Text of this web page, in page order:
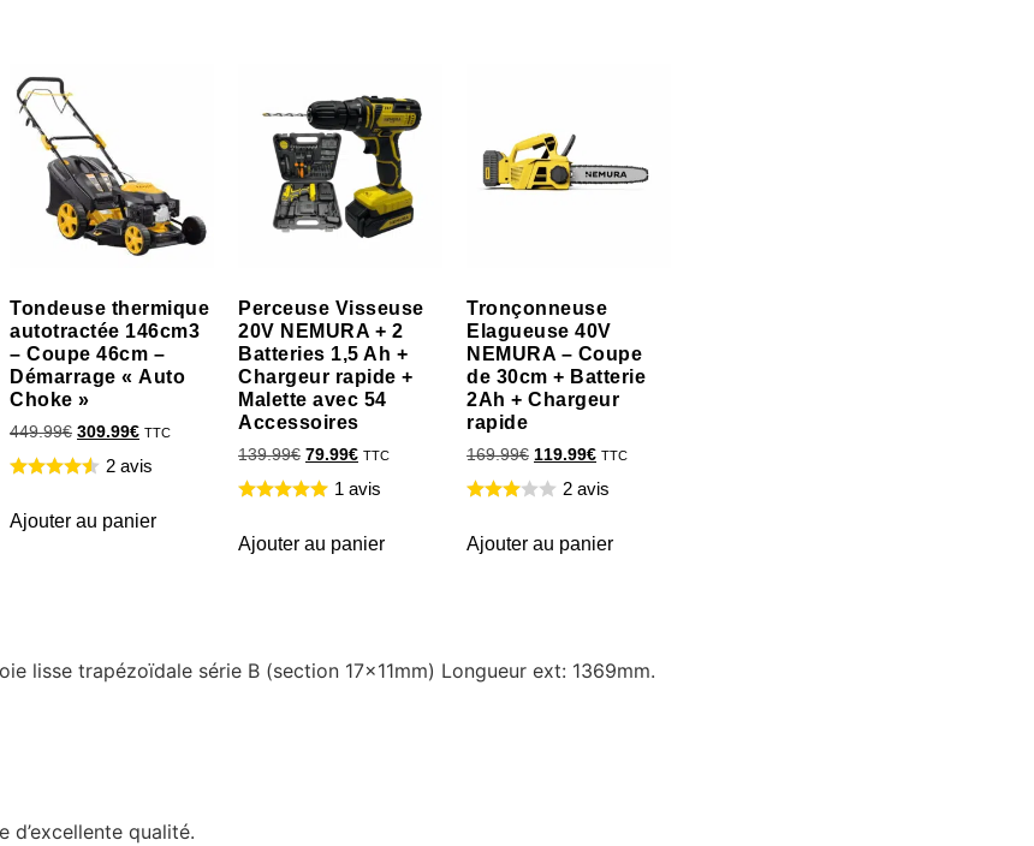
Tondeuse thermique
autotractée 146cm3
– Coupe 46cm –
Démarrage « Auto
Choke »
449.99€ 309.99€ TTC
2 avis
Ajouter au panier
Perceuse Visseuse
20V NEMURA + 2
Batteries 1,5 Ah +
Chargeur rapide +
Malette avec 54
Accessoires
139.99€ 79.99€ TTC
1 avis
Ajouter au panier
Tronçonneuse
Elagueuse 40V
NEMURA – Coupe
de 30cm + Batterie
2Ah + Chargeur
rapide
169.99€ 119.99€ TTC
2 avis
Ajouter au panier
lisse trapézoïdale série B (section 17x11mm) Longueur ext: 1369mm.
d’excellente qualité.